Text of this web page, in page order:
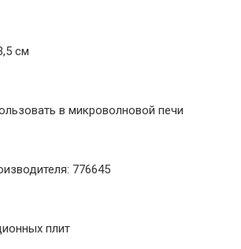
см
в микроволновой печи
776645
плит